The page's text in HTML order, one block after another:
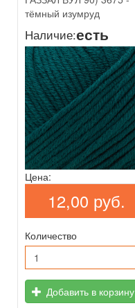
тёмный изумруд
Наличие:есть
Цена:
12,00 руб.
Количество
Добавить в корзину